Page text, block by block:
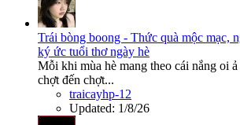
Trái bòng boong - Thức quà mộc mạc,
ký ức tuổi thơ ngày hè
Mỗi khi mùa hè mang theo cái nắng oi
chợt đến chợt...
traicayhp-12
Updated: 1/8/26